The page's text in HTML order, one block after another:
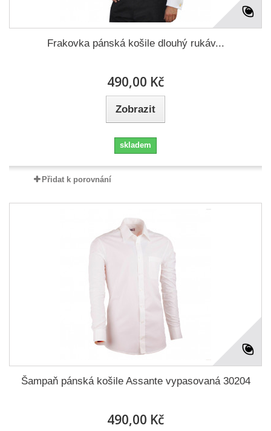
Frakovka pánská košile dlouhý rukáv...
490,00 Kč
Zobrazit
skladem
Přidat k porovnání
Šampaň pánská košile Assante vypasovaná 30204
490,00 Kč